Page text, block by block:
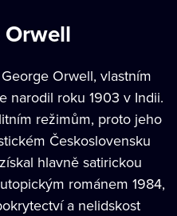
Orwell
George Orwell, vlastním
narodil roku 1903 v Indii.
režimům, proto jeho
Československu
hlavně satirickou
románem 1984,
a nelidskost